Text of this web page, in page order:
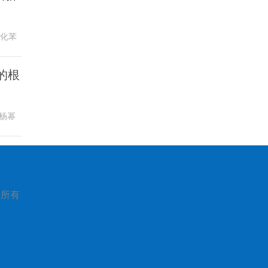
苯
根
幂
有